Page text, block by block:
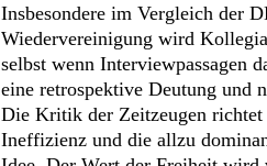
Insbesondere im Vergleich der
Wiedervereinigung wird
selbst wenn Interviewpassagen
eine retrospektive Deutung und
Die Kritik der Zeitzeugen
Ineffizienz und die allzu